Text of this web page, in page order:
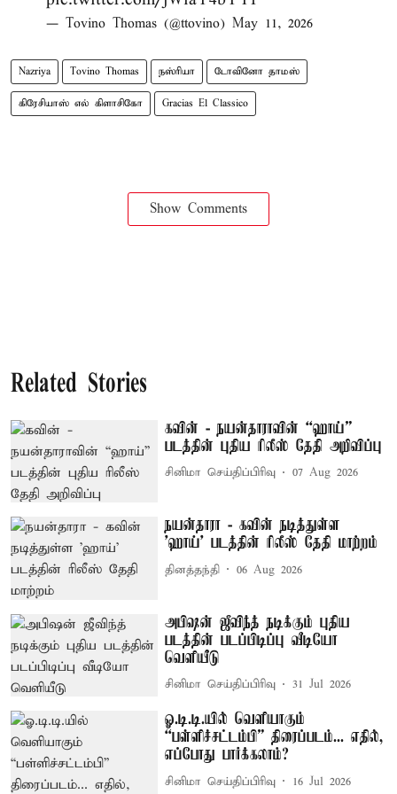
— Tovino Thomas (@ttovino) May 11, 2026
Nazriya Tovino Thomas நஸ்ரியா டோவினோ தாமஸ்
கிரேசியாஸ் எல் கிளாசிகோ Gracias El Classico
Show Comments
Related Stories
கவின் - நயன்தாராவின் “ஹாய்”
படத்தின் புதிய ரிலீஸ் தேதி அறிவிப்பு
சினிமா செய்திப்பிரிவு 07 Aug 2026
நயன்தாரா - கவின் நடித்துள்ள
'ஹாய்' படத்தின் ரிலீஸ் தேதி மாற்றம்
தினத்தந்தி 06 Aug 2026
அபிஷன் ஜீவிந்த் நடிக்கும் புதிய
படத்தின் படப்பிடிப்பு வீடியோ
வெளியீடு
சினிமா செய்திப்பிரிவு 31 Jul 2026
ஓ.டி.டி.யில் வெளியாகும்
“பள்ளிச்சட்டம்பி” திரைப்படம்... எதில்,
எப்போது பார்க்கலாம்?
சினிமா செய்திப்பிரிவு 16 Jul 2026